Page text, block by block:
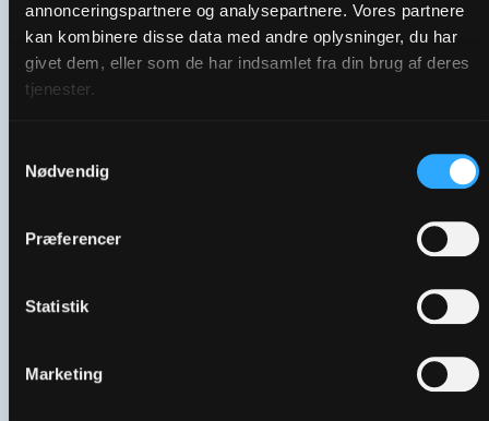
annonceringspartnere og analysepartnere. Vores partnere
kan kombinere disse data med andre oplysninger, du har
givet dem, eller som de har indsamlet fra din brug af deres
tjenester.
Nødvendig
Præferencer
Statistik
Marketing
Generelt spot | En Frivillig Forskel
01 | Hvem er de frivillige？